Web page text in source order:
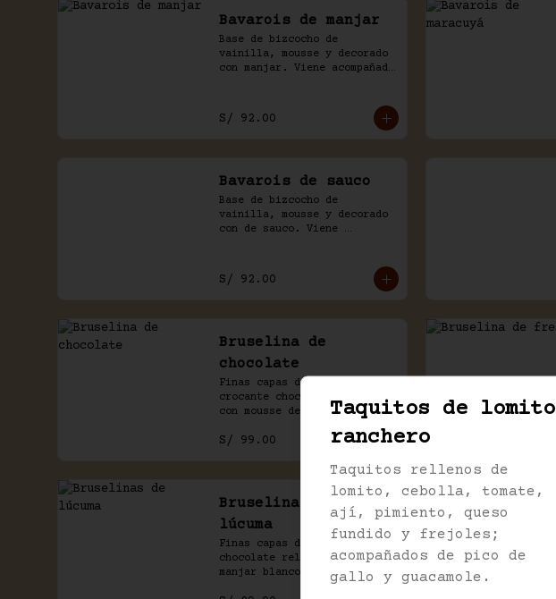
Bavarois de manjar
Base de bizcocho de
vainilla, mousse y decorado
con manjar. Viene acompañado
S/ 92.00
Bavarois de sauco
Base de bizcocho de
vainilla, mousse y decorado
con de sauco. Viene
S/ 92.00
Bruselina de
chocolate
Finas capas de galleta
crocante chocolate, rellenas
con mousse de chocolate y
S/ 99.00
Bruselinas de
lúcuma
Finas capas de galleta de
chocolate rellenas con
manjar blanco y mousse de
Taquitos de lomito
ranchero
Taquitos rellenos de
lomito, cebolla, tomate,
ají, pimiento, queso
fundido y frejoles;
acompañados de pico de
gallo y guacamole.